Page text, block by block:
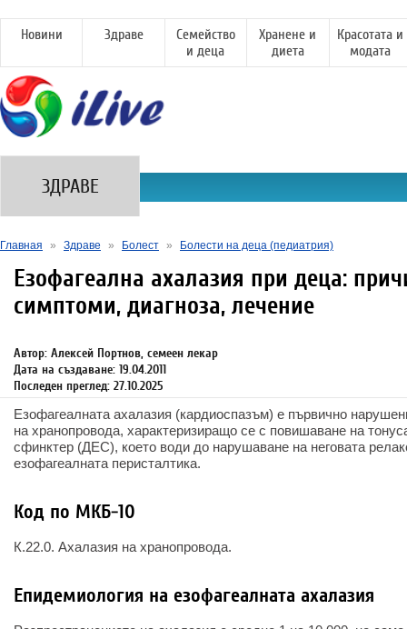
Новини Здраве
Семейство
и деца
Хранене и
диета
Красотата и
модата
ЗДРАВЕ
Главная » Здраве » Болест » Болести на деца (педиатрия)
Езофагеална ахалазия при деца:
симптоми, диагноза, лечение
Автор: Алексей Портнов, семеен лекар
Дата на създаване: 19.04.2011
Последен преглед: 27.10.2025
Езофагеалната ахалазия (кардиоспазъм) е първично
на хранопровода, характеризиращо се с повишаване на
сфинктер (ДЕС), което води до нарушаване на неговата
езофагеалната перисталтика.
Код по МКБ-10
К.22.0. Ахалазия на хранопровода.
Епидемиология на езофагеалната ахалазия